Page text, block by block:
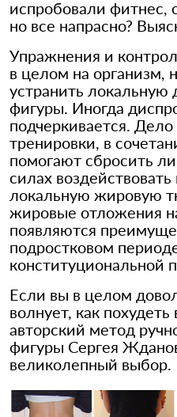
испробовали фитнес,
но все напрасно?
Упражнения и
в целом на организм,
устранить
фигуры. Иногда
подчеркивается.
тренировки, в
помогают сбросить
силах
локальную жировую
жировые отложения
появляются
подростковом
конституциональной
Если вы в целом
волнует, как
авторский метод
фигуры Сергея
великолепный выбор.